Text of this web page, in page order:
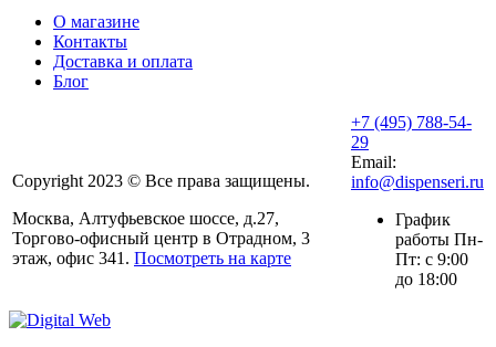
О магазине
Контакты
Доставка и оплата
Блог
Copyright 2023 © Все права защищены.
Москва, Алтуфьевское шоссе, д.27,
Торгово-офисный центр в Отрадном, 3
этаж, офис 341. Посмотреть на карте
+7 (495) 788-54-
29
Email:
info@dispenseri.ru
График
работы Пн-
Пт: с 9:00
до 18:00